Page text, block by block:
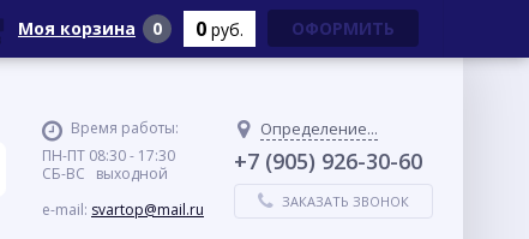
Время работы:
ПН-ПТ 08:30 - 17:30
СБ-ВС выходной
e-mail: svartop@mail.ru
Определение...
+7 (905) 926-30-60
ЗАКАЗАТЬ ЗВОНОК
Моя корзина 0 0 руб. ОФОРМИТЬ